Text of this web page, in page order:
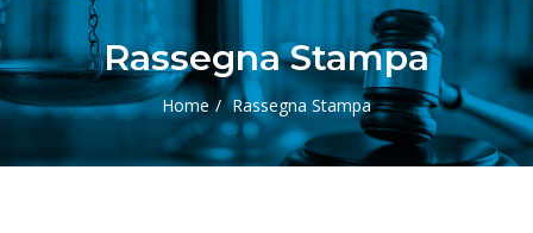
Rassegna Stampa
Home Rassegna Stampa